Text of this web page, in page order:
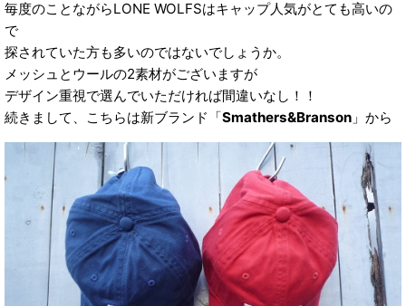
毎度のことながらLONE WOLFSはキャップ人気がとても高いの
で
探されていた方も多いのではないでしょうか。
メッシュとウールの2素材がございますが
デザイン重視で選んでいただければ間違いなし！！
続きまして、こちらは新ブランド「Smathers&Branson 」から